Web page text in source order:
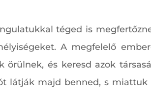
téged is
A megfelelő
és keresd azok
látják majd benned, s